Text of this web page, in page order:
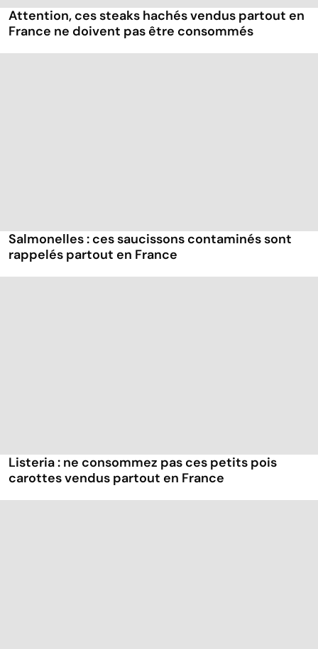
Attention, ces steaks hachés vendus partout en
France ne doivent pas être consommés
Salmonelles : ces saucissons contaminés sont
rappelés partout en France
Listeria : ne consommez pas ces petits pois
carottes vendus partout en France